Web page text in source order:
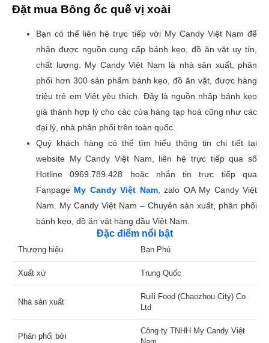
Đặt mua Bông ốc quế vị xoài
Bạn có thể liên hệ trực tiếp với My Candy Việt Nam để
nhận được nguồn cung cấp bánh kẹo, đồ ăn vặt uy tín,
chất lượng. My Candy Việt Nam là nhà sản xuất, phân
phối hơn 300 sản phẩm bánh kẹo, đồ ăn vặt, được hàng
triệu trẻ em Việt yêu thích. Đây là nguồn nhập bánh kẹo
giá thành hợp lý cho các cửa hàng tạp hoá cũng như các
đại lý, nhà phân phối trên toàn quốc.
Quý khách hàng có thể tìm hiểu thông tin chi tiết tại
website My Candy Việt Nam, liên hệ trực tiếp qua số
Hotline 0969.789.428 hoặc nhắn tin trực tiếp qua
Fanpage My Candy Việt Nam, zalo OA My Candy Việt
Nam. My Candy Việt Nam – Chuyên sản xuất, phân phối
bánh kẹo, đồ ăn vặt hàng đầu Việt Nam.
Đặc điểm nổi bật
Thương hiệu Bạn Phú
Xuất xứ Trung Quốc
Nhà sản xuất
Ruili Food (Chaozhou City) Co
Ltd
Phân phối bởi
Công ty TNHH My Candy Việt